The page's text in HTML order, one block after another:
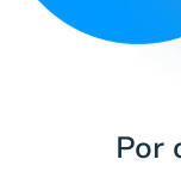
Por